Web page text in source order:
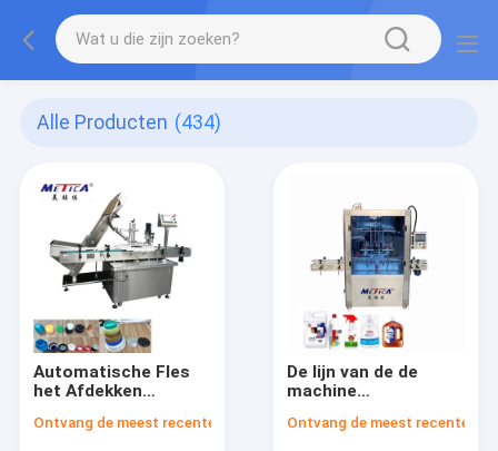
Alle Producten (434)
Automatische Fles
het Afdekken
schroefdeksels met
Ontvang de meest recente Prijs
De lijn van de de
machine
het
Ontvang de meest recente